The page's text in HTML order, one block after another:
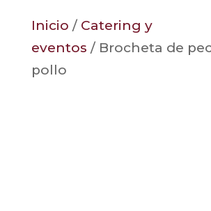
Inicio / Catering y
eventos / Brocheta de
pollo